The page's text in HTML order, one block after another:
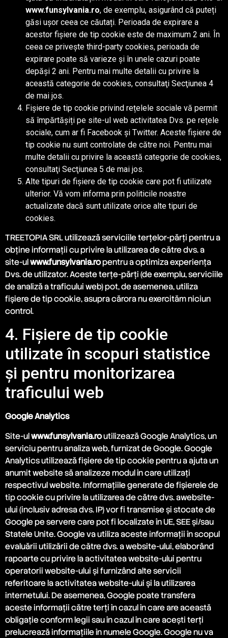
www.funsylvania.ro, de exemplu, asigurând că puteți
găsi ușor ceea ce căutați. Perioada de expirare a
acestor fișiere de tip cookie este de maximum 2 ani. În
ceea ce priveşte third-party cookies, perioada de
expirare poate să varieze şi în unele cazuri poate
depăşi 2 ani. Pentru mai multe detalii cu privire la
această categorie de cookies, consultaţi Secţiunea 4
de mai jos.
Fișiere de tip cookie privind rețelele sociale vă permit
să împărtășiți pe site-ul web activitatea Dvs. pe rețele
sociale, cum ar fi Facebook și Twitter. Aceste fișiere de
tip cookie nu sunt controlate de către noi. Pentru mai
multe detalii cu privire la această categorie de cookies,
consultaţi Secţiunea 5 de mai jos.
Alte tipuri de fișiere de tip cookie care pot fi utilizate
ulterior. Vă vom informa prin politicile noastre
actualizate dacă sunt utilizate orice alte tipuri de
cookies.
TREETOPIA SRL utilizează serviciile terțelor-părți pentru a
obține informații cu privire la utilizarea de către dvs. a
site-ulwww.funsylvania.ropentru a optimiza experiența
Dvs. de utilizator. Aceste terțe-părți (de exemplu, serviciile
de analiză a traficului web) pot, de asemenea, utiliza
fișiere de tip cookie, asupra cărora nu exercităm niciun
control.
4. Fișiere de tip cookie
utilizate în scopuri statistice
și pentru monitorizarea
traficului web
Google Analytics
Site-ulwww.funsylvania.routilizează Google Analytics, un
serviciu pentru analiza web, furnizat de Google. Google
Analytics utilizează fișiere de tip cookie pentru a ajuta un
anumit website să analizeze modul în care utilizați
respectivul website. Informațiile generate de fișierele de
tip cookie cu privire la utilizarea de către dvs. awebsite-
ului (inclusiv adresa dvs. IP) vor fi transmise și stocate de
Google pe servere care pot fi localizate în UE, SEE şi/sau
Statele Unite. Google va utiliza aceste informații în scopul
evaluării utilizării de către dvs. a website-ului, elaborând
rapoarte cu privire la activitatea website-ului pentru
operatorii website-ului și furnizând alte servicii
referitoare la activitatea website-ului și la utilizarea
internetului. De asemenea, Google poate transfera
aceste informații către terți în cazul în care are această
obligaţie conform legii sau în cazul în care acești terți
prelucrează informațiile în numele Google. Google nu va